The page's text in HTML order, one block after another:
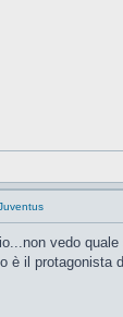
vedo
è il protagonista